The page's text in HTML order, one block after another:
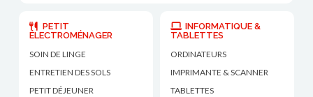
PETIT
ÉLECTROMÉNAGER
SOIN DE LINGE
ENTRETIEN DES SOLS
PETIT DÉJEUNER
INFORMATIQUE &
TABLETTES
ORDINATEURS
IMPRIMANTE & SCANNER
TABLETTES